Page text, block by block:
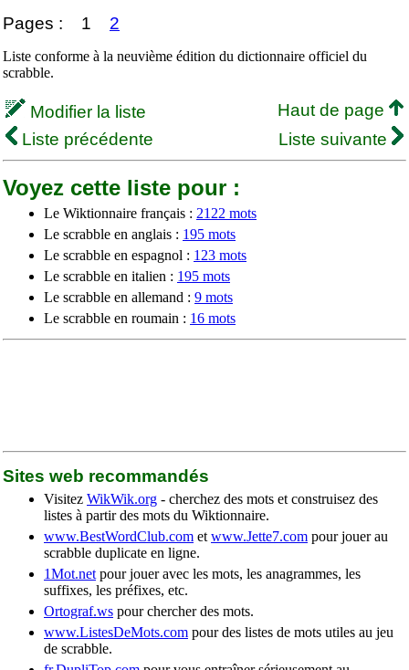
Pages : 1 2
Liste conforme à la neuvième édition du dictionnaire officiel du
scrabble.
Modifier la liste
Haut de page
Liste précédente
Liste suivante
Voyez cette liste pour :
Le Wiktionnaire français : 2122 mots
Le scrabble en anglais : 195 mots
Le scrabble en espagnol : 123 mots
Le scrabble en italien : 195 mots
Le scrabble en allemand : 9 mots
Le scrabble en roumain : 16 mots
Sites web recommandés
Visitez WikWik.org - cherchez des mots et construisez des
listes à partir des mots du Wiktionnaire.
www.BestWordClub.com et www.Jette7.com pour jouer au
scrabble duplicate en ligne.
1Mot.net pour jouer avec les mots, les anagrammes, les
suffixes, les préfixes, etc.
Ortograf.ws pour chercher des mots.
www.ListesDeMots.com pour des listes de mots utiles au jeu
de scrabble.